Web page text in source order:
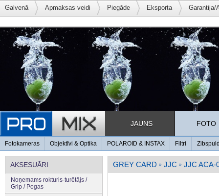
Galvenā Apmaksas veidi Piegāde Eksporta Garantija/
JAUNS FOTO
Fotokameras Objektīvi & Optika POLAROID & INSTAX Filtri
AKSESUĀRI
Noņemams rokturis-turētājs /
Grip / Pogas
GREY CARD » JJC » JJC ACA-